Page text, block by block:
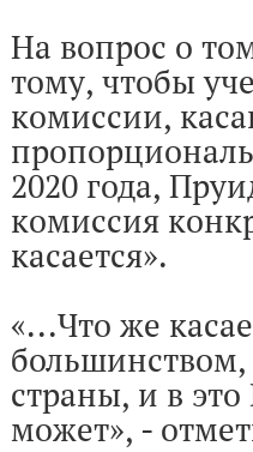
На вопрос о
тому, чтобы
комиссии,
2020 года,
комиссия
касается».
«...Что же
страны, и в
может», -